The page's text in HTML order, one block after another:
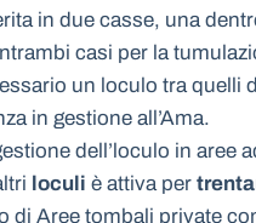
in due casse, una
casi per la
un loculo tra quelli
in gestione all’Ama.
dell’loculo in aree
loculi è attiva per
di Aree tombali private